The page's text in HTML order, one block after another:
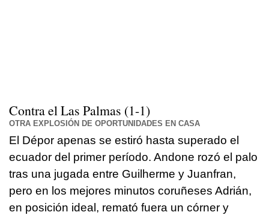
Contra el Las Palmas (1-1)
OTRA EXPLOSIÓN DE OPORTUNIDADES EN CASA
El Dépor apenas se estiró hasta superado el
ecuador del primer período. Andone rozó el palo
tras una jugada entre Guilherme y Juanfran,
pero en los mejores minutos coruñeses Adrián,
en posición ideal, remató fuera un córner y